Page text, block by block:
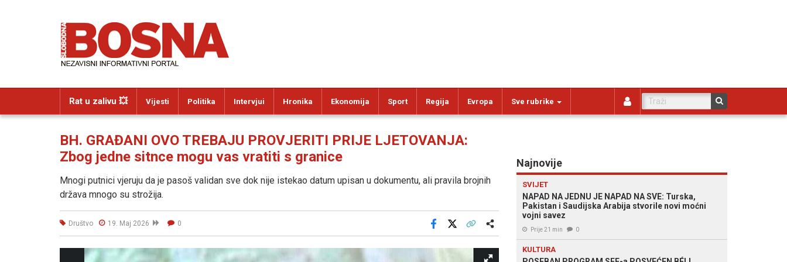
Rat u zalivu 💥 Vijesti Politika Intervjui Hronika Ekonomija Sport Regija Evropa Sve rubrike
BH. GRAĐANI OVO TREBAJU PROVJERITI PRIJE LJETOVANJA:
Zbog jedne sitnce mogu vas vratiti s granice
Mnogi putnici vjeruju da je pasoš validan sve dok nije istekao datum upisan u dokumentu, ali pravila brojnih
država mnogo su strožija.
Društvo 19. Maj 2026 0
Facebook
Najnovije
SVIJET
NAPAD NA JEDNU JE NAPAD NA SVE: Turska,
Pakistan i Saudijska Arabija stvorile novi moćni
vojni savez
Prije 21 min 0
KULTURA